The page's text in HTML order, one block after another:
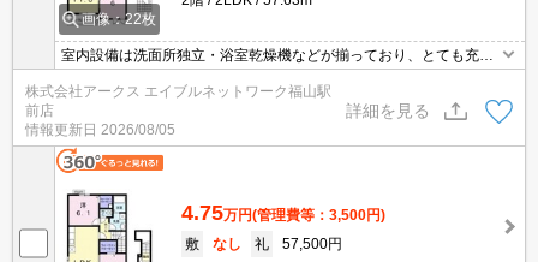
画像：22枚
室内設備は洗面所独立・浴室乾燥機などが揃っており、とても充実
す。荷物を注文する時に時間を気にしなくてよくなる宅配ボックス
を共用部に備えています。駐車場に空きがあるので車を所有してい
る方も安心です。エアコン付きなので、室内の温度調整が簡単で
す。
株式会社アークス エイブルネットワーク福山駅
前店
情報更新日 2026/08/05
詳細を見る
4.75万円(管理費等：3,500円)
敷
なし 礼
57,500円